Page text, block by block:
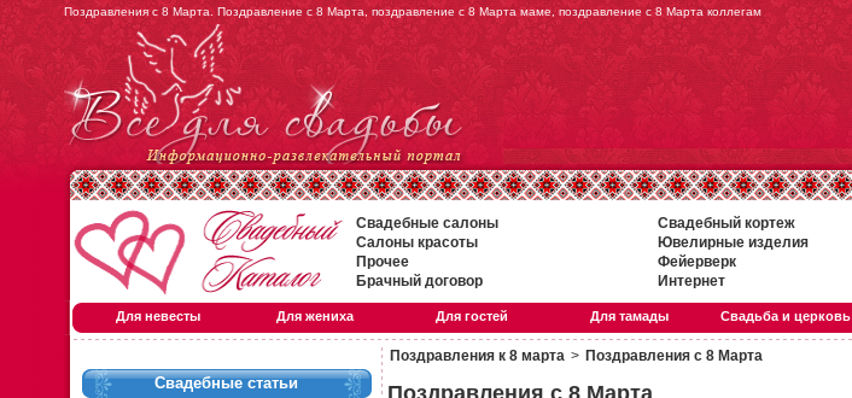
Поздравления с 8 Марта. Поздравление с 8 Марта, поздравление с 8 Марта маме, поздравление с 8 Марта коллегам
Свадебные салоны Свадебный кортеж
Салоны красоты
Ювелирные изделия
Прочее
Фейерверк
Брачный договор
Интернет
Для невесты Для жениха Для гостей Для тамады Свадьба и церковь
Свадебные статьи
Поздравления к 8 марта > Поздравления с 8 Марта
Поздравления с 8 Марта